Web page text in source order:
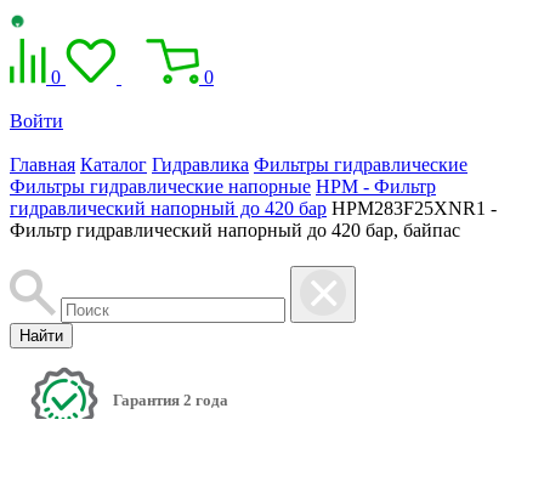
0 0
Войти
Главная Каталог Гидравлика Фильтры гидравлические
Фильтры гидравлические напорные HPM - Фильтр
гидравлический напорный до 420 бар HPM283F25XNR1 -
Фильтр гидравлический напорный до 420 бар, байпас
Найти
Гарантия 2 года